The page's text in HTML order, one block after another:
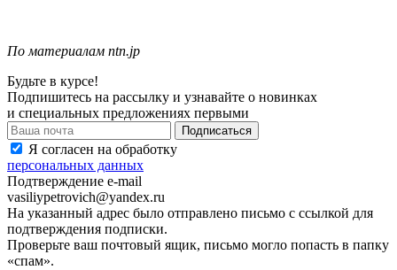
По материалам ntn.jp
Будьте в курсе!
Подпишитесь на рассылку и узнавайте о новинках
и специальных предложениях первыми
Я согласен на обработку
персональных данных
Подтверждение e-mail
vasiliypetrovich@yandex.ru
На указанный адрес было отправлено письмо с ссылкой для
подтверждения подписки.
Проверьте ваш почтовый ящик, письмо могло попасть в папку
«спам».